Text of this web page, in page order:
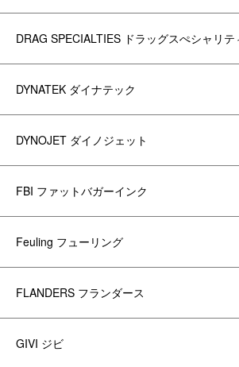
DRAG SPECIALTIES ドラッグスぺシャリテ
DYNATEK ダイナテック
DYNOJET ダイノジェット
FBI ファットバガーインク
Feuling フューリング
FLANDERS フランダース
GIVI ジビ